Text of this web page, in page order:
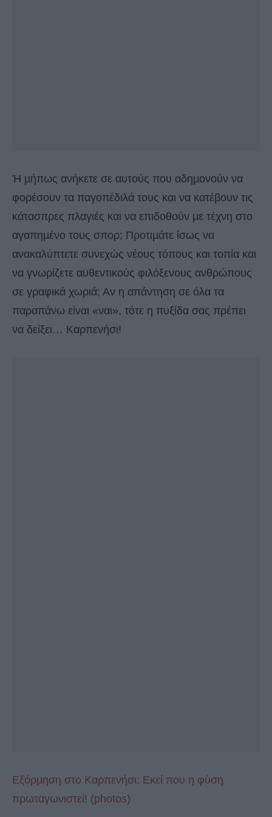
Ή µήπως ανήκετε σε αυτούς που αδηµονούν να
φορέσουν τα παγοπέδιλά τους και να κατέβουν τις
κάτασπρες πλαγιές και να επιδοθούν µε τέχνη στο
αγαπηµένο τους σπορ; Προτιµάτε ίσως να
ανακαλύπτετε συνεχώς νέους τόπους και τοπία και
να γνωρίζετε αυθεντικούς φιλόξενους ανθρώπους
σε γραφικά χωριά; Αν η απάντηση σε όλα τα
παραπάνω είναι «ναι», τότε η πυξίδα σας πρέπει
να δείξει… Καρπενήσι!
Εξόρμηση στο Καρπενήσι: Εκεί που η φύση
πρωταγωνιστεί! (photos)